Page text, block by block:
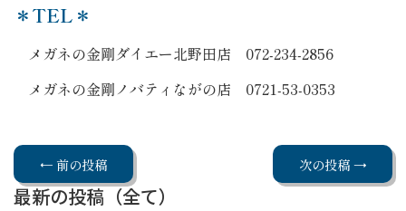
＊TEL＊
メガネの金剛ダイエー北野田店 072-234-2856
メガネの金剛ノバティながの店 0721-53-0353
← 前の投稿 次の投稿 →
最新の投稿（全て）